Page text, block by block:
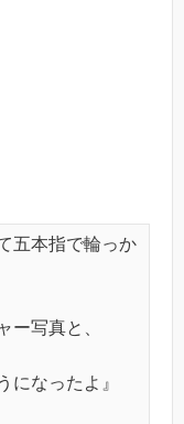
五本指で輪っか
ー写真と、
になったよ』